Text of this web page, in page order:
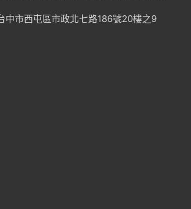
中市西屯區市政北七路186號20樓之9